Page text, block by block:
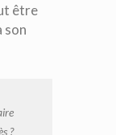
être
son
?